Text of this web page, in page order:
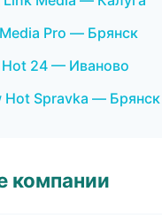
Pro — Брянск
24 — Иваново
Hot Spravka — Брянск
компании